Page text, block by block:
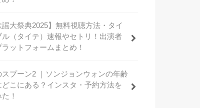
謡大祭典2025】無料視聴方法・タイ
ル（タイテ）速報やセトリ！出演者
ットフォームまとめ！
スプーン2 ｜ソンジョンウォンの年齢
どこにある？インスタ・予約方法を
！